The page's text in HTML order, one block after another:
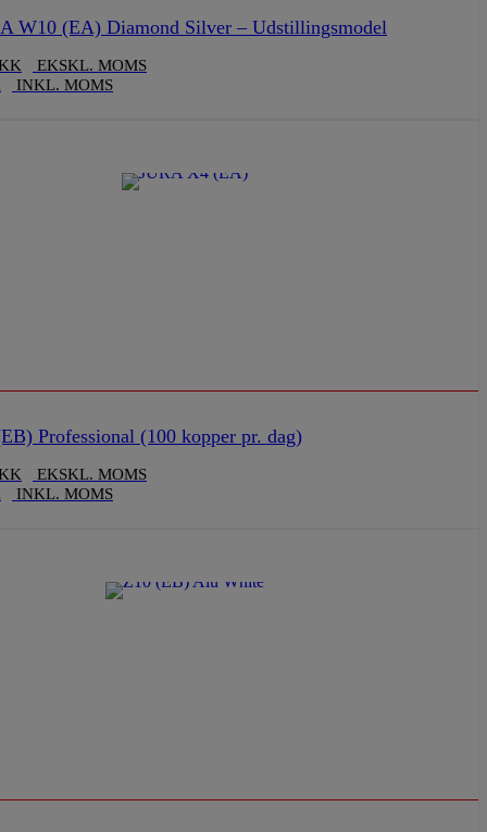
W10 (EA) Diamond Silver – Udstillingsmodel
EKSKL. MOMS
INKL. MOMS
Professional (100 kopper pr. dag)
EKSKL. MOMS
INKL. MOMS